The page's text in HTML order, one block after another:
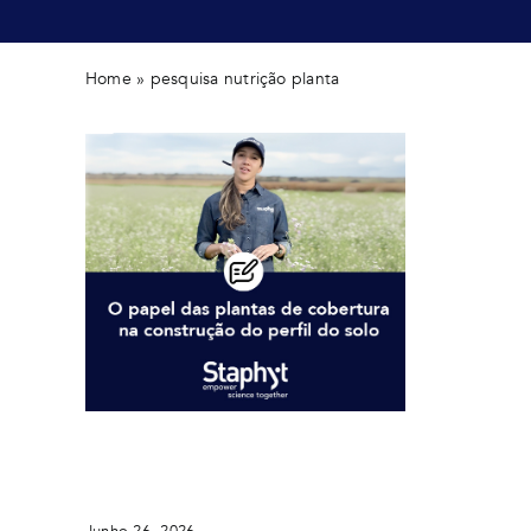
Home » pesquisa nutrição planta